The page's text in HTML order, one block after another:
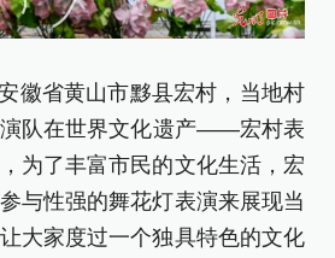
徽省黄山市黟县宏村，当地村
队在世界文化遗产——宏村表
为了丰富市民的文化生活，宏
与性强的舞花灯表演来展现当
大家度过一个独具特色的文化